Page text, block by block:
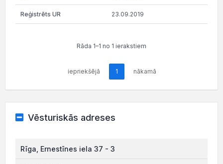
23.09.2019
Rāda 1–1 no 1 ierakstiem
iepriekšējā 1 nākamā
Vēsturiskās adreses
Rīga, Ernestīnes iela 37 - 3